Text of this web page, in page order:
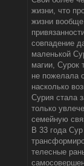
жизни, что
жизни
совпадение
маленькой
магии, Сурок
не пожелала
насколько
Сурия стала
только
семейную
В 33 года
телесные